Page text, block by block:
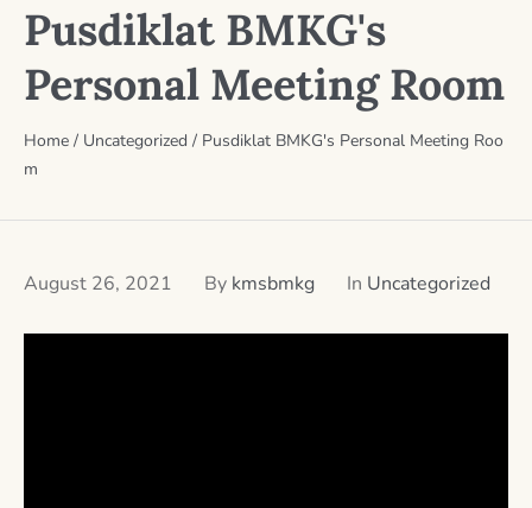
Pusdiklat BMKG's
Personal Meeting Room
Home / Uncategorized / Pusdiklat BMKG's Personal Meeting Roo
m
August 26, 2021 By kmsbmkg In Uncategorized